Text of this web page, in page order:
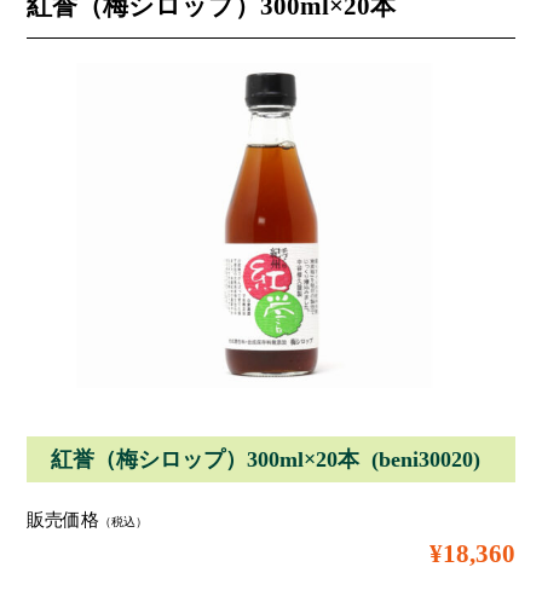
紅誉（梅シロップ）300ml×20本
紅誉（梅シロップ）300ml×20本 (beni30020)
販売価格 （税込）
¥18,360